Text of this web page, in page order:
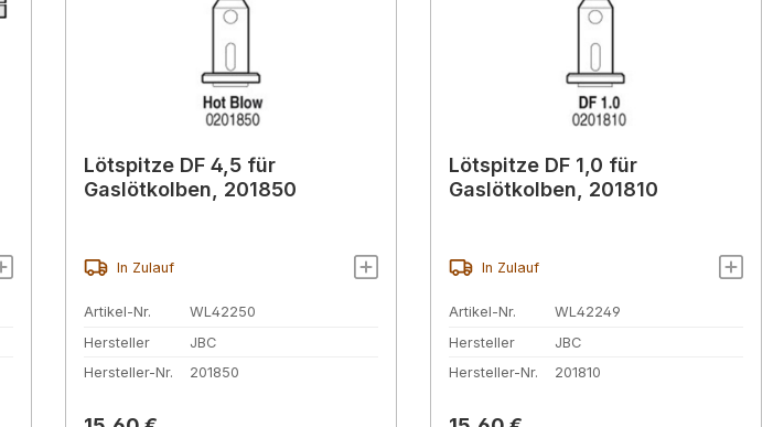
Lötspitze DF 4,5 für
Gaslötkolben, 201850
In Zulauf
Artikel-Nr.
WL42250
Hersteller
JBC
Hersteller-Nr.
201850
Lötspitze DF 1,0 für
Gaslötkolben, 201810
In Zulauf
Artikel-Nr.
WL42249
Hersteller
JBC
Hersteller-Nr.
201810